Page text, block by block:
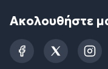
Ακολουθήστε
FacebookTwitter